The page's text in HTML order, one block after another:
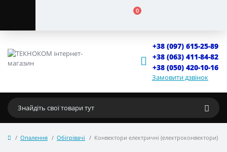
0
+38 (097) 615-25-89
+38 (063) 411-84-82
+38 (050) 420-10-16
Замовити дзвінок
Опалення Обігрівачі Конвектори електричні (електроконвектори)